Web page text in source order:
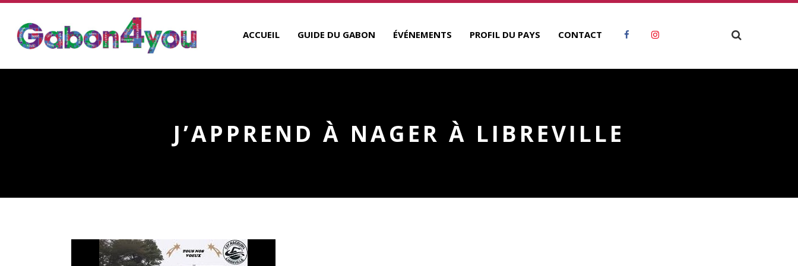
ACCUEIL GUIDE DU GABON ÉVÉNEMENTS PROFIL DU PAYS CONTACT
J’APPREND À NAGER À LIBREVILLE